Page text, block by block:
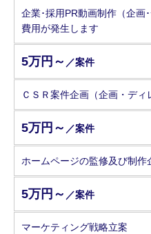
企業･採用PR動画制作（企
費用が発生します
5万円～ ／案件
ＣＳＲ案件企画（企画・ディ
5万円～ ／案件
ホームページの監修及び制作
5万円～ ／案件
マーケティング戦略立案